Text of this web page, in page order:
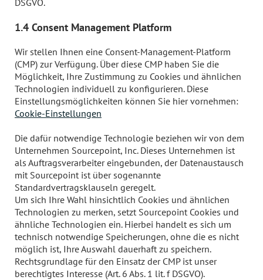
DSGVO.
1.4 Consent Management Platform
Wir stellen Ihnen eine Consent-Management-Platform
(CMP) zur Verfügung. Über diese CMP haben Sie die
Möglichkeit, Ihre Zustimmung zu Cookies und ähnlichen
Technologien individuell zu konfigurieren. Diese
Einstellungsmöglichkeiten können Sie hier vornehmen:
Cookie-Einstellungen
Die dafür notwendige Technologie beziehen wir von dem
Unternehmen Sourcepoint, Inc. Dieses Unternehmen ist
als Auftragsverarbeiter eingebunden, der Datenaustausch
mit Sourcepoint ist über sogenannte
Standardvertragsklauseln geregelt.
Um sich Ihre Wahl hinsichtlich Cookies und ähnlichen
Technologien zu merken, setzt Sourcepoint Cookies und
ähnliche Technologien ein. Hierbei handelt es sich um
technisch notwendige Speicherungen, ohne die es nicht
möglich ist, Ihre Auswahl dauerhaft zu speichern.
Rechtsgrundlage für den Einsatz der CMP ist unser
berechtigtes Interesse (Art. 6 Abs. 1 lit. f DSGVO).